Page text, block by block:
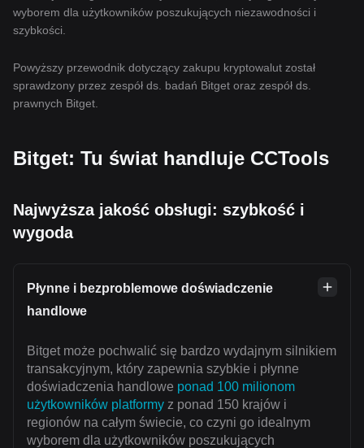
wyborem dla użytkowników poszukujących niezawodności i
szybkości.
Powyższy przewodnik dotyczący zakupu kryptowalut został
sprawdzony przez zespół ds. badań Bitget oraz zespół ds.
prawnych Bitget.
Bitget: Tu świat handluje CCTools
Najwyższa jakość obsługi: szybkość i
wygoda
Płynne i bezproblemowe doświadczenie
handlowe
Bitget może pochwalić się bardzo wydajnym silnikiem
transakcyjnym, który zapewnia szybkie i płynne
doświadczenia handlowe ponad 100 milionom
użytkowników platformy z ponad 150 krajów i
regionów na całym świecie, co czyni go idealnym
wyborem dla użytkowników poszukujących